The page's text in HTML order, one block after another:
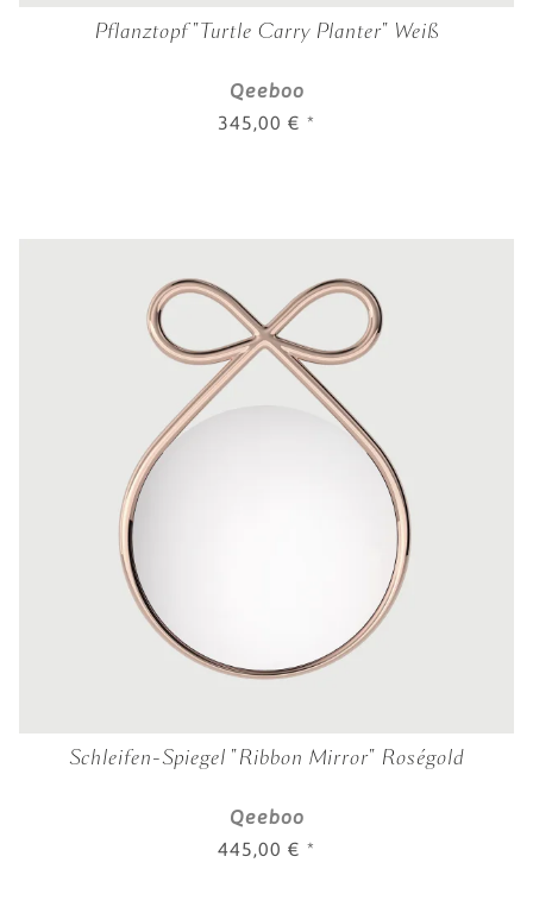
Pflanztopf "Turtle Carry Planter" Weiß
Qeeboo
345,00 € *
Schleifen-Spiegel "Ribbon Mirror" Roségold
Qeeboo
445,00 € *